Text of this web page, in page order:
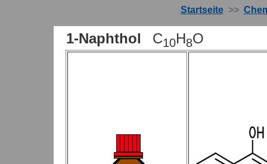
Startseite>>
1-Naphthol C10H8O